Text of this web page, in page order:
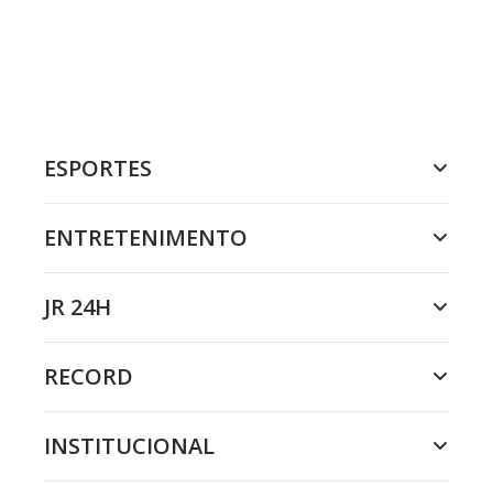
ESPORTES
ENTRETENIMENTO
JR 24H
RECORD
INSTITUCIONAL